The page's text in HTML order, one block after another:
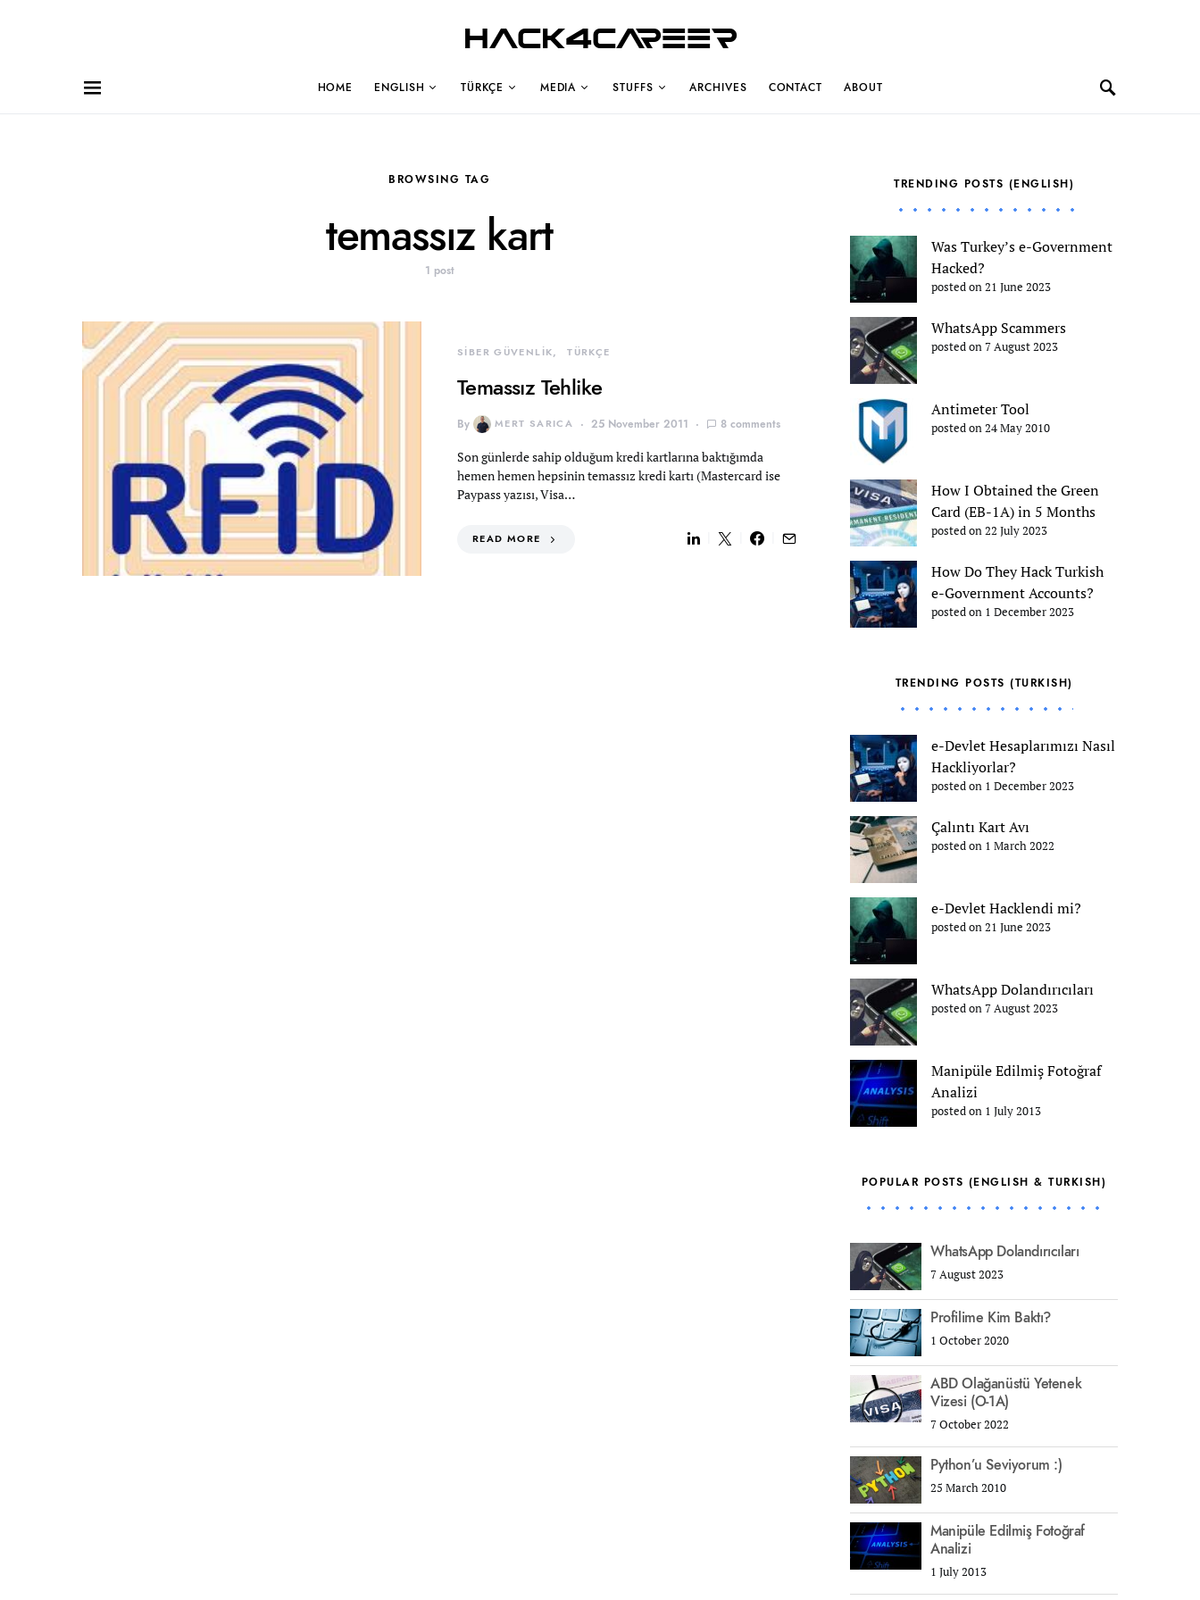
Hack4Career
HOME ENGLISH TÜRKÇE MEDIA STUFFS ARCHIVES CONTACT ABOUT
BROWSING TAG
temassız kart
1 post
SİBER GÜVENLİK TÜRKÇE
Temassız Tehlike
By MERT SARICA 25 November 2011 8 comments
Son günlerde sahip olduğum kredi kartlarına baktığımda
hemen hemen hepsinin temassız kredi kartı (Mastercard ise
Paypass yazısı, Visa…
READ MORE
TRENDING POSTS (ENGLISH)
Was Turkey’s e-Government
Hacked?
posted on 21 June 2023
WhatsApp Scammers
posted on 7 August 2023
Antimeter Tool
posted on 24 May 2010
How I Obtained the Green
Card (EB-1A) in 5 Months
posted on 22 July 2023
How Do They Hack Turkish
e-Government Accounts?
posted on 1 December 2023
TRENDING POSTS (TURKISH)
e-Devlet Hesaplarımızı Nasıl
Hackliyorlar?
posted on 1 December 2023
Çalıntı Kart Avı
posted on 1 March 2022
e-Devlet Hacklendi mi?
posted on 21 June 2023
WhatsApp Dolandırıcıları
posted on 7 August 2023
Manipüle Edilmiş Fotoğraf
Analizi
posted on 1 July 2013
POPULAR POSTS (ENGLISH & TURKISH)
WhatsApp Dolandırıcıları
7 August 2023
Profilime Kim Baktı?
1 October 2020
ABD Olağanüstü Yetenek
Vizesi (O-1A)
7 October 2022
Python’u Seviyorum :)
25 March 2010
Manipüle Edilmiş Fotoğraf
Analizi
1 July 2013